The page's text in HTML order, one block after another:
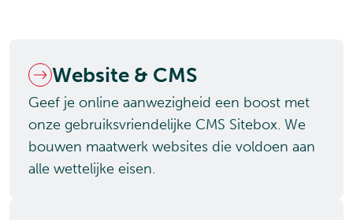
Website & CMS
Geef je online aanwezigheid een boost met
onze gebruiksvriendelijke CMS Sitebox. We
bouwen maatwerk websites die voldoen aan
alle wettelijke eisen.